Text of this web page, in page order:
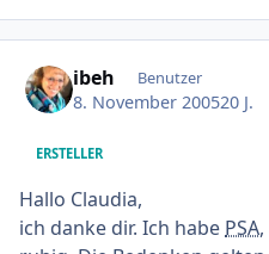
ibeh Benutzer
8. November 200520 J.
ERSTELLER
Hallo Claudia,
ich danke dir. Ich habe PSA